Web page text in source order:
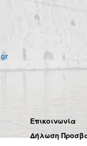
Επικοινωνία
Δήλωση